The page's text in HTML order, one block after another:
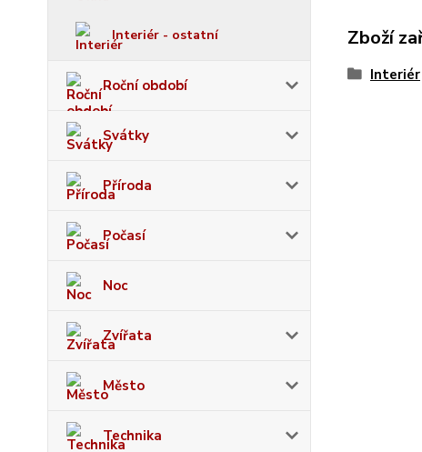
Interiér - ostatní
Roční období
Svátky
Příroda
Počasí
Noc
Zvířata
Město
Technika
Zboží
Interiér